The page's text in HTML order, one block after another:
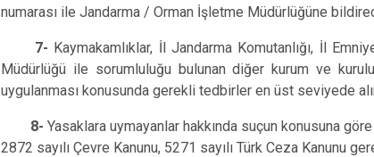
numarası ile Jandarma / Orman İşletme Müdürlüğüne
7- Kaymakamlıklar, İl Jandarma Komutanlığı, İl
Müdürlüğü ile sorumluluğu bulunan diğer kurum ve
uygulanması konusunda gerekli tedbirler en üst seviyede
8- Yasaklara uymayanlar hakkında suçun konusuna
2872 sayılı Çevre Kanunu, 5271 sayılı Türk Ceza Kanunu